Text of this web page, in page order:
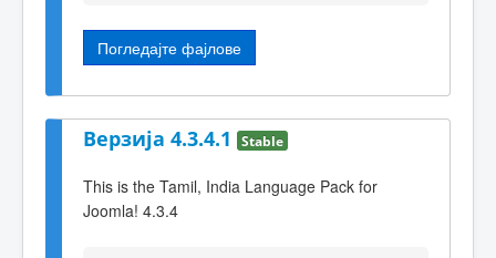
Погледајте фајлове
Верзија 4.3.4.1 Stable
This is the Tamil, India Language Pack for
Joomla! 4.3.4